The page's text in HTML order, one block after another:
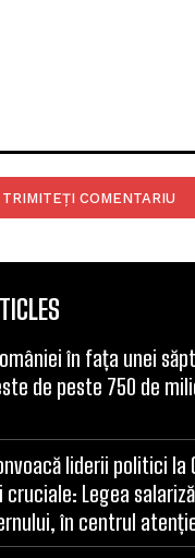
în fața unei
de peste 750 de
liderii politici la
Legea
în centrul